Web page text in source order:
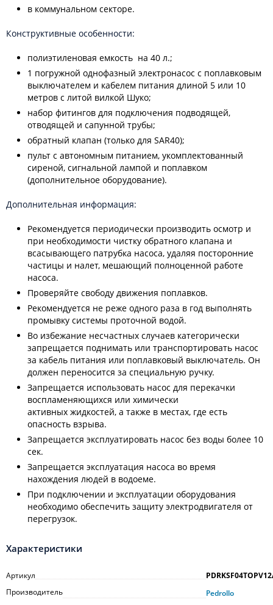
в коммунальном секторе.
Конструктивные особенности:
полиэтиленовая емкость на 40 л.;
1 погружной однофазный электронасос с поплавковым
выключателем и кабелем питания длиной 5 или 10
метров с литой вилкой Шуко;
набор фитингов для подключения подводящей,
отводящей и сапунной трубы;
обратный клапан (только для SAR40);
пульт с автономным питанием, укомплектованный
сиреной, сигнальной лампой и поплавком
(дополнительное оборудование).
Дополнительная информация:
Рекомендуется периодически производить осмотр и
при необходимости чистку обратного клапана и
всасывающего патрубка насоса, удаляя посторонние
частицы и налет, мешающий полноценной работе
насоса.
Проверяйте свободу движения поплавков.
Рекомендуется не реже одного раза в год выполнять
промывку системы проточной водой.
Во избежание несчастных случаев категорически
запрещается поднимать или транспортировать насос
за кабель питания или поплавковый выключатель. Он
должен переносится за специальную ручку.
Запрещается использовать насос для перекачки
воспламеняющихся или химически
активных жидкостей, а также в местах, где есть
опасность взрыва.
Запрещается эксплуатировать насос без воды более 10
сек.
Запрещается эксплуатация насоса во время
нахождения людей в водоеме.
При подключении и эксплуатации оборудования
необходимо обеспечить защиту электродвигателя от
перегрузок.
Характеристики
Артикул
Производитель
Pedrollo